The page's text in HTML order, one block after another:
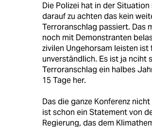
Die Polizei hat in der
darauf zu achten das kein
Terroranschlag passiert. Das
noch mit Demonstranten
zivilen Ungehorsam leisten ist
unverständlich. Es ist ja nciht
Terroranschlag ein halbes
15 Tage her.
Das die ganze Konferenz
ist schon ein Statement von
Regierung, das dem